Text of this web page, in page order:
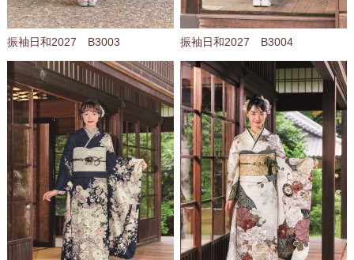
振袖日和2027 B3003 振袖日和2027 B3004